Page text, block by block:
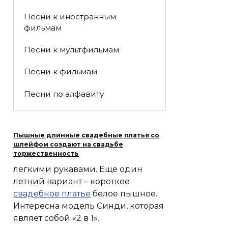
Песни к иностранным
фильмам
Песни к мультфильмам
Песни к фильмам
Песни по алфавиту
Пышные длинные свадебные платья со
шлейфом создают на свадьбе
торжественность
легкими рукавами. Еще один
летний вариант – короткое
свадебное платье белое пышное.
Интересна модель Синди, которая
являет собой «2 в 1».